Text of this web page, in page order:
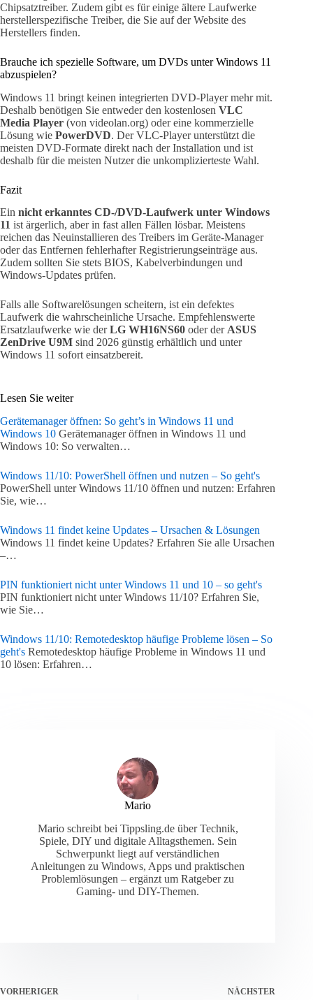
Chipsatztreiber. Zudem gibt es für einige ältere Laufwerke
herstellerspezifische Treiber, die Sie auf der Website des
Herstellers finden.
Brauche ich spezielle Software, um DVDs unter Windows 11
abzuspielen?
Windows 11 bringt keinen integrierten DVD-Player mehr mit.
Deshalb benötigen Sie entweder den kostenlosen VLC
Media Player (von videolan.org) oder eine kommerzielle
Lösung wie PowerDVD. Der VLC-Player unterstützt die
meisten DVD-Formate direkt nach der Installation und ist
deshalb für die meisten Nutzer die unkomplizierteste Wahl.
Fazit
Ein nicht erkanntes CD-/DVD-Laufwerk unter Windows
11 ist ärgerlich, aber in fast allen Fällen lösbar. Meistens
reichen das Neuinstallieren des Treibers im Geräte-Manager
oder das Entfernen fehlerhafter Registrierungseinträge aus.
Zudem sollten Sie stets BIOS, Kabelverbindungen und
Windows-Updates prüfen.
Falls alle Softwarelösungen scheitern, ist ein defektes
Laufwerk die wahrscheinliche Ursache. Empfehlenswerte
Ersatzlaufwerke wie derLG WH16NS60 oder derASUS
ZenDrive U9M sind 2026 günstig erhältlich und unter
Windows 11 sofort einsatzbereit.
Lesen Sie weiter
Gerätemanager öffnen: So geht’s in Windows 11 und
Windows 10 Gerätemanager öffnen in Windows 11 und
Windows 10: So verwalten…
Windows 11/10: PowerShell öffnen und nutzen – So geht's
PowerShell unter Windows 11/10 öffnen und nutzen: Erfahren
Sie, wie…
Windows 11 findet keine Updates – Ursachen & Lösungen
Windows 11 findet keine Updates? Erfahren Sie alle Ursachen
–…
PIN funktioniert nicht unter Windows 11 und 10 – so geht's
PIN funktioniert nicht unter Windows 11/10? Erfahren Sie,
wie Sie…
Windows 11/10: Remotedesktop häufige Probleme lösen – So
geht's Remotedesktop häufige Probleme in Windows 11 und
10 lösen: Erfahren…
Mario
Mario schreibt bei Tippsling.de über Technik,
Spiele, DIY und digitale Alltagsthemen. Sein
Schwerpunkt liegt auf verständlichen
Anleitungen zu Windows, Apps und praktischen
Problemlösungen – ergänzt um Ratgeber zu
Gaming- und DIY-Themen.
VORHERIGER NÄCHSTER